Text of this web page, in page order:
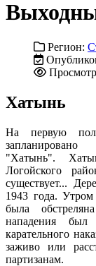
Регион:
Хатынь
На первую
запланировано
"Хатынь".
Логойского
существует...
1943 года.
была
нападения
карательного
заживо или
партизанам.